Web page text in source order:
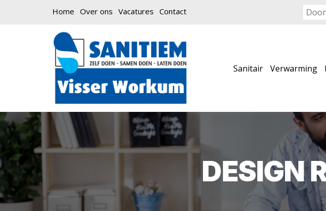
Home Over ons Vacatures Contact
Sanitair Verwarming
DESIGN